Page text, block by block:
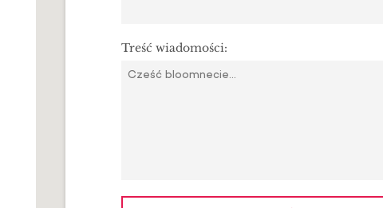
Treść wiadomości: